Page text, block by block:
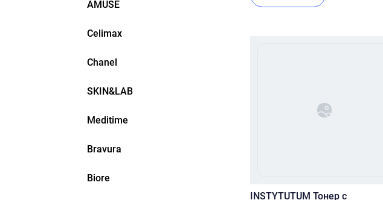
AMUSE
Celimax
Chanel
SKIN&LAB
Meditime
Bravura
Biore
INSTYTUTUM Тонер с